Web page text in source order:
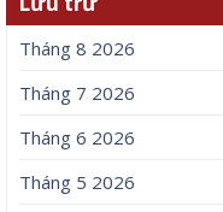
Tháng 8 2026
Tháng 7 2026
Tháng 6 2026
Tháng 5 2026